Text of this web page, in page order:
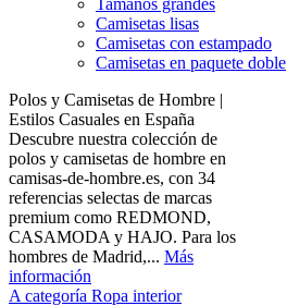
Tamaños grandes
Camisetas lisas
Camisetas con estampado
Camisetas en paquete doble
Polos y Camisetas de Hombre |
Estilos Casuales en España
Descubre nuestra colección de
polos y camisetas de hombre en
camisas-de-hombre.es, con 34
referencias selectas de marcas
premium como REDMOND,
CASAMODA y HAJO. Para los
hombres de Madrid,... Más
información
A categoría Ropa interior